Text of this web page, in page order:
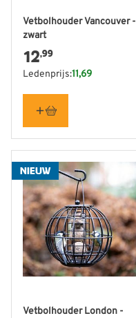
Vetbolhouder Vancouver -
zwart
12,99
Ledenprijs:11,69
NIEUW
Vetbolhouder London -